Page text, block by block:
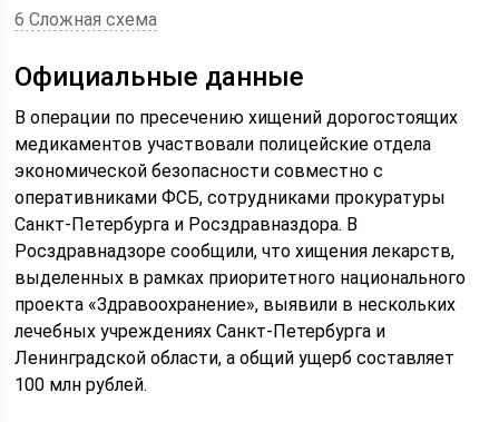
6 Сложная схема
Официальные данные
В операции по пресечению хищений дорогостоящих
медикаментов участвовали полицейские отдела
экономической безопасности совместно с
оперативниками ФСБ, сотрудниками прокуратуры
Санкт-Петербурга и Росздравназдора. В
Росздравнадзоре сообщили, что хищения лекарств,
выделенных в рамках приоритетного национального
проекта «Здравоохранение», выявили в нескольких
лечебных учреждениях Санкт-Петербурга и
Ленинградской области, а общий ущерб составляет
100 млн рублей.